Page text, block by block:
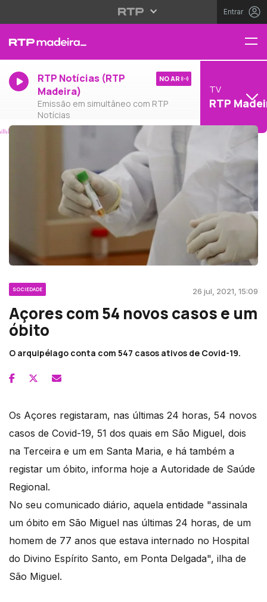
Entrar
RTP Notícias (RTP
Madeira)
Emissão em simultâneo com RTP
Notícias
NO AR
TV
RTP
SOCIEDADE 26 jul, 2021, 15:09
Açores com 54 novos casos e um
óbito
O arquipélago conta com 547 casos ativos de Covid-19.
Os Açores registaram, nas últimas 24 horas, 54 novos
casos de Covid-19, 51 dos quais em São Miguel, dois
na Terceira e um em Santa Maria, e há também a
registar um óbito, informa hoje a Autoridade de Saúde
Regional.
No seu comunicado diário, aquela entidade "assinala
um óbito em São Miguel nas últimas 24 horas, de um
homem de 77 anos que estava internado no Hospital
do Divino Espírito Santo, em Ponta Delgada", ilha de
São Miguel.